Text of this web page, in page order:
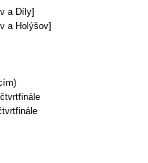
a Díly]
a Holýšov]